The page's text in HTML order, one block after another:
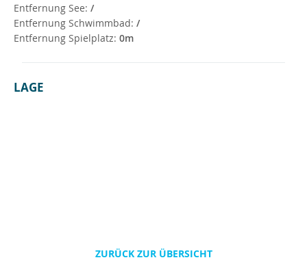
Entfernung See: /
Entfernung Schwimmbad: /
Entfernung Spielplatz: 0m
LAGE
ZURÜCK ZUR ÜBERSICHT